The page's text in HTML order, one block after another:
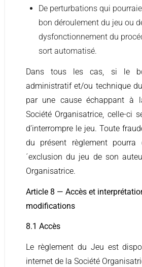
De perturbations qui
bon déroulement du jeu ou
dysfonctionnement du
sort automatisé.
Dans tous les cas, si le
administratif et/ou technique
par une cause échappant à
Société Organisatrice, celle-ci
d’interrompre le jeu. Toute
du présent règlement
´exclusion du jeu de son
Organisatrice.
Article 8 — Accès et
modifications
8.1 Accès
Le règlement du Jeu est
internet de la Société